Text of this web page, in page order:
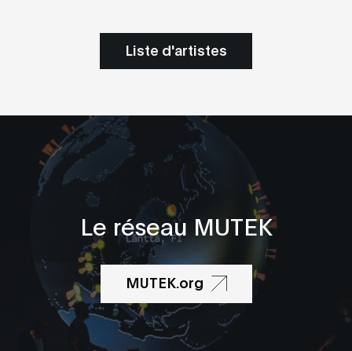
Liste d'artistes
Le réseau MUTEK
MUTEK.org